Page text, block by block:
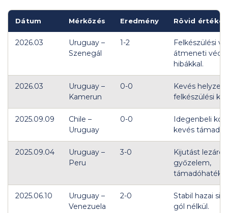
Dátum Mérkőzés Eredmény Rövid
2026.03
Uruguay –
Szenegál
1-2
Felkészülési
átmeneti
hibákkal.
2026.03
Uruguay –
Kamerun
0-0
Kevés
felkészülési
2025.09.09
Chile –
Uruguay
0-0
Idegenbeli
kevés
2025.09.04
Uruguay –
Peru
3-0
Kijutást lezáró
győzelem,
2025.06.10
Uruguay –
Venezuela
2-0
Stabil hazai
gól nélkül.